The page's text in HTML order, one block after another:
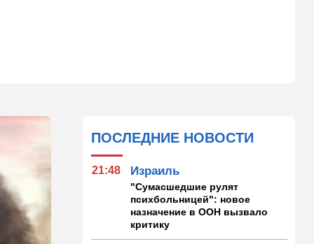
ПОСЛЕДНИЕ НОВОСТИ
21:48 Израиль
"Сумасшедшие рулят
психбольницей": новое
назначение в ООН вызвало
критику